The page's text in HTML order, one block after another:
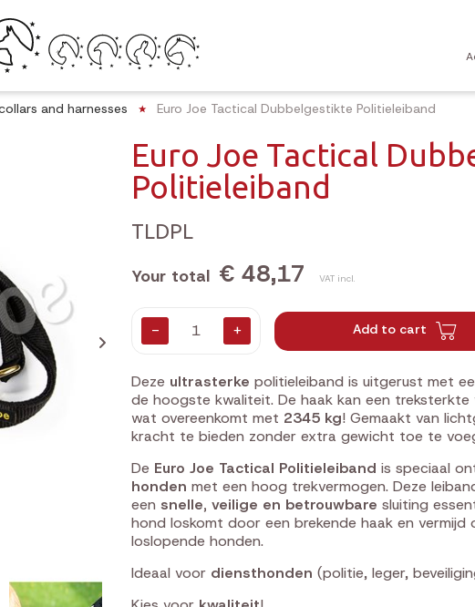
and harnesses Euro Joe Tactical Dubbelgestikte Politieleiband
Euro Joe Tactical
Politieleiband
TLDPL
Your total € 48,17 VAT incl.
- + Add to cart
Deze ultrasterke politieleiband is uitgerust met
de hoogste kwaliteit. De haak kan een treksterkte
wat overeenkomt met 2345 kg! Gemaakt van
kracht te bieden zonder extra gewicht toe te
De Euro Joe Tactical Politieleiband is speciaal
honden met een hoog trekvermogen. Deze
een snelle, veilige en betrouwbare sluiting
hond loskomt door een brekende haak en vermijd
loslopende honden.
Ideaal voor diensthonden (politie, leger,